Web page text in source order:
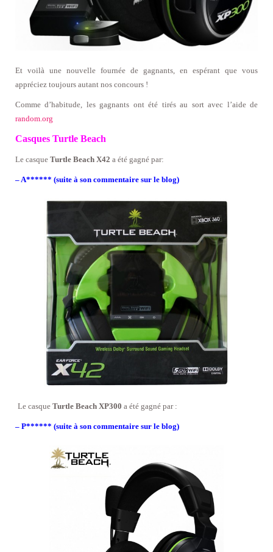
Et voilà une nouvelle fournée de gagnants, en espérant que vous
appréciez toujours autant nos concours !
Comme d’habitude, les gagnants ont été tirés au sort avec l’aide de
random.org
Casques Turtle Beach
Le casque Turtle Beach X42 a été gagné par:
– A****** (suite à son commentaire sur le blog)
Le casque Turtle Beach XP300 a été gagné par :
– P****** (suite à son commentaire sur le blog)